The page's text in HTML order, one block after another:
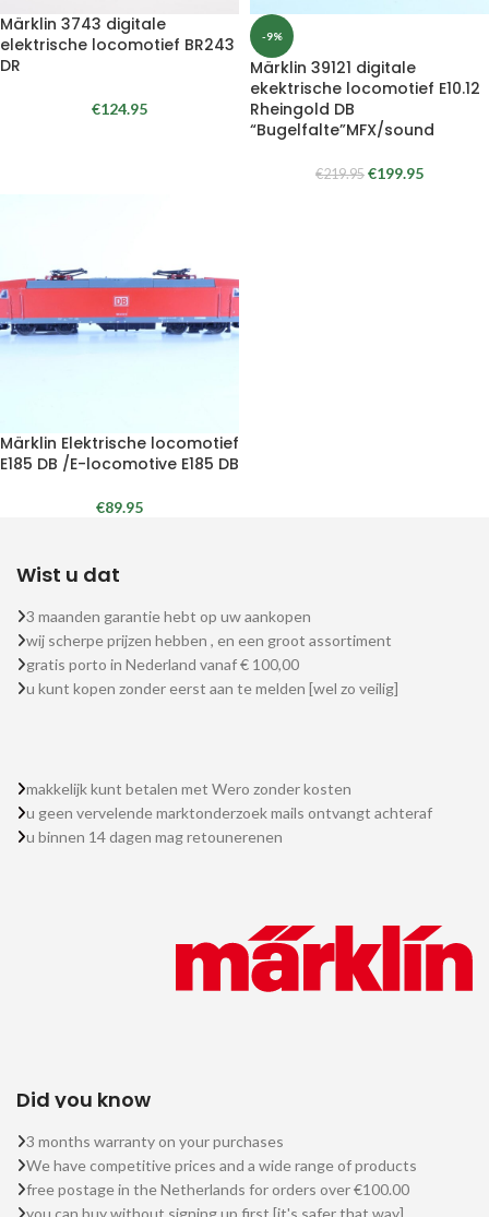
Märklin 3743 digitale
elektrische locomotief BR243
DR
€124.95
-9%
Märklin 39121 digitale
ekektrische locomotief E10.12
Rheingold DB
“Bugelfalte”MFX/sound
€219.95 €199.95
Märklin Elektrische locomotief
E185 DB /E-locomotive E185 DB
€89.95
Wist u dat
3 maanden garantie hebt op uw aankopen
wij scherpe prijzen hebben , en een groot assortiment
gratis porto in Nederland vanaf € 100,00
u kunt kopen zonder eerst aan te melden [wel zo veilig]
makkelijk kunt betalen met Wero zonder kosten
u geen vervelende marktonderzoek mails ontvangt achteraf
u binnen 14 dagen mag retounerenen
Did you know
3 months warranty on your purchases
We have competitive prices and a wide range of products
free postage in the Netherlands for orders over €100.00
you can buy without signing up first [it's safer that way]